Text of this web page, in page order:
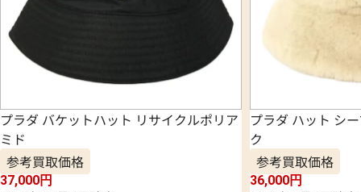
プラダ バケットハット リサイクルポリア
ミド
参考買取価格
37,000円
プラダ ハット シ
ク
参考買取価格
36,000円